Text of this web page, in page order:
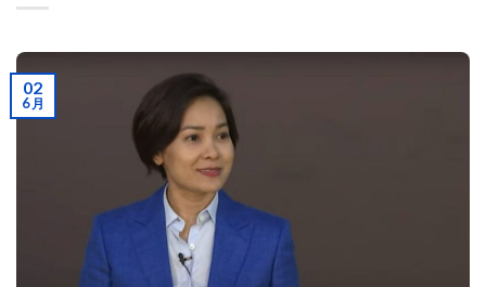
02
6 月